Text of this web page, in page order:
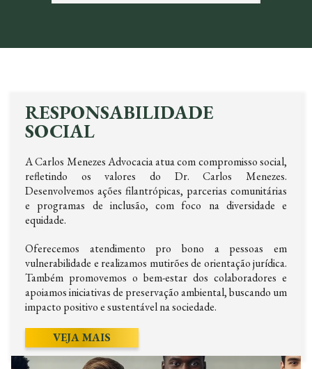
RESPONSABILIDADE
SOCIAL
A Carlos Menezes Advocacia atua com compromisso social,
refletindo os valores do Dr. Carlos Menezes.
Desenvolvemos ações filantrópicas, parcerias comunitárias
e programas de inclusão, com foco na diversidade e
equidade.
Oferecemos atendimento pro bono a pessoas em
vulnerabilidade e realizamos mutirões de orientação jurídica.
Também promovemos o bem-estar dos colaboradores e
apoiamos iniciativas de preservação ambiental, buscando um
impacto positivo e sustentável na sociedade.
VEJA MAIS